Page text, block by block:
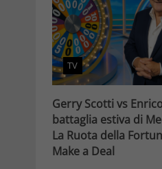
TV
Gerry Scotti vs
battaglia estiva di
La Ruota della
Make a Deal